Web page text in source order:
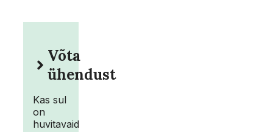
Võta
ühendust
Kas sul
on
huvitavaid